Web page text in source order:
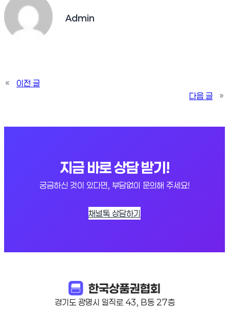
Admin
«
이전 글
다음 글
»
지금 바로 상담 받기!
궁금하신 것이 있다면, 부담없이 문의해 주세요!
채널톡 상담하기
경기도 광명시 일직로 43, B동 27층